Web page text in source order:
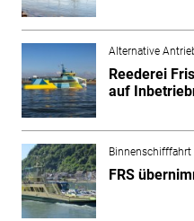
Alternative
Reederei
auf
Binnenschifffahrt
FRS